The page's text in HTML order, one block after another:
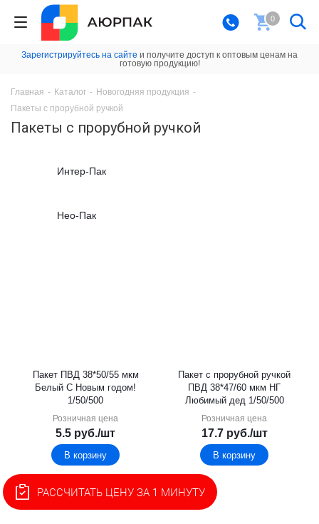
0
Зарегистрируйтесь на сайте и получите доступ к оптовым ценам на
готовую продукцию!
Главная - Каталог - Новогодняя продукция -
Пакеты с прорубной ручкой
Пакеты с прорубной ручкой
Интер-Пак
Нео-Пак
Пакет ПВД 38*50/55 мкм
Белый С Новым годом!
1/50/500
Розничная цена
5.5 руб./шт
В корзину
Пакет с прорубной ручкой
ПВД 38*47/60 мкм НГ
Любимый дед 1/50/500
Розничная цена
17.7руб./шт
В корзину
РАССЧИТАТЬ ЦЕНУ ЗА 1 МИНУТУ